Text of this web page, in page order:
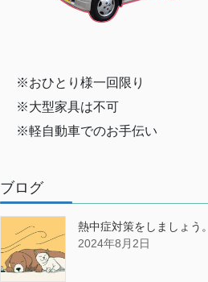
※おひとり様一回限り
※大型家具は不可
※軽自動車でのお手伝い
ブログ
熱中症対策をしましょう。
2024年8月2日